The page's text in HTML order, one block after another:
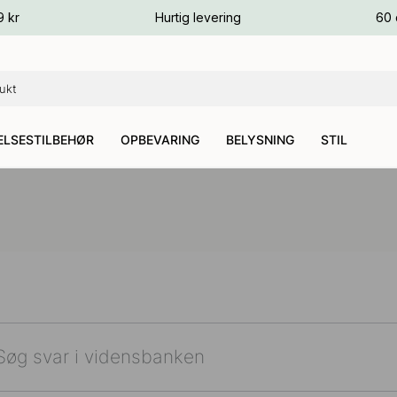
kr Hurtig levering 60
OPBEVARING BELYSNING STIL